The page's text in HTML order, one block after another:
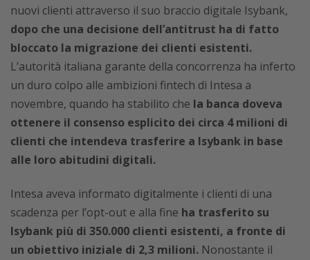
nuovi clienti attraverso il suo braccio digitale Isybank,
dopo che una decisione dell’antitrust ha di fatto
bloccato la migrazione dei clienti esistenti.
L’autorità italiana garante della concorrenza ha inferto
un duro colpo alle ambizioni fintech di Intesa a
novembre, quando ha stabilito che la banca doveva
ottenere il consenso esplicito dei circa 4 milioni di
clienti che intendeva trasferire a Isybank in base
alle loro abitudini digitali.
Intesa aveva informato digitalmente i clienti di una
scadenza per l’opt-out e alla fine ha trasferito su
Isybank più di 350.000 clienti esistenti, a fronte di
un obiettivo iniziale di 2,3 milioni. Nonostante il